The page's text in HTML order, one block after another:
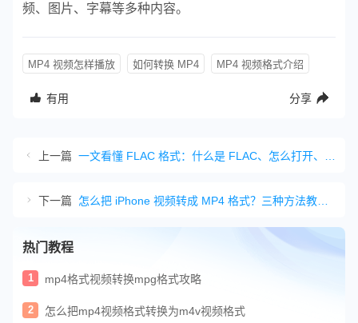
频、图片、字幕等多种内容。
MP4 视频怎样播放 如何转换 MP4 MP4 视频格式介绍
有用 分享
上一篇
下一篇
热门教程
1 mp4格式视频转换mpg格式攻略
2 怎么把mp4视频格式转换为m4v视频格式